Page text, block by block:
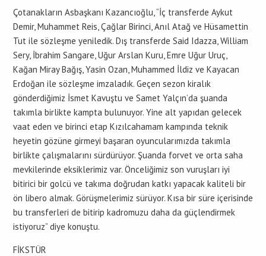
Çotanakların Asbaşkanı Kazancıoğlu, “İç transferde Aykut
Demir, Muhammet Reis, Çağlar Birinci, Anıl Atağ ve Hüsamettin
Tut ile sözleşme yeniledik. Dış transferde Said Idazza, William
Sery, İbrahim Sangare, Uğur Arslan Kuru, Emre Uğur Uruç,
Kağan Miray Bağış, Yasin Ozan, Muhammed İldiz ve Kayacan
Erdoğan ile sözleşme imzaladık. Geçen sezon kiralık
gönderdiğimiz İsmet Kavuştu ve Samet Yalçın’da şuanda
takımla birlikte kampta bulunuyor. Yine alt yapıdan gelecek
vaat eden ve birinci etap Kızılcahamam kampında teknik
heyetin gözüne girmeyi başaran oyuncularımızda takımla
birlikte çalışmalarını sürdürüyor. Şuanda forvet ve orta saha
mevkilerinde eksiklerimiz var. Önceliğimiz son vuruşları iyi
bitirici bir golcü ve takıma doğrudan katkı yapacak kaliteli bir
ön libero almak. Görüşmelerimiz sürüyor. Kısa bir süre içerisinde
bu transferleri de bitirip kadromuzu daha da güçlendirmek
istiyoruz” diye konuştu.
FİKSTÜR